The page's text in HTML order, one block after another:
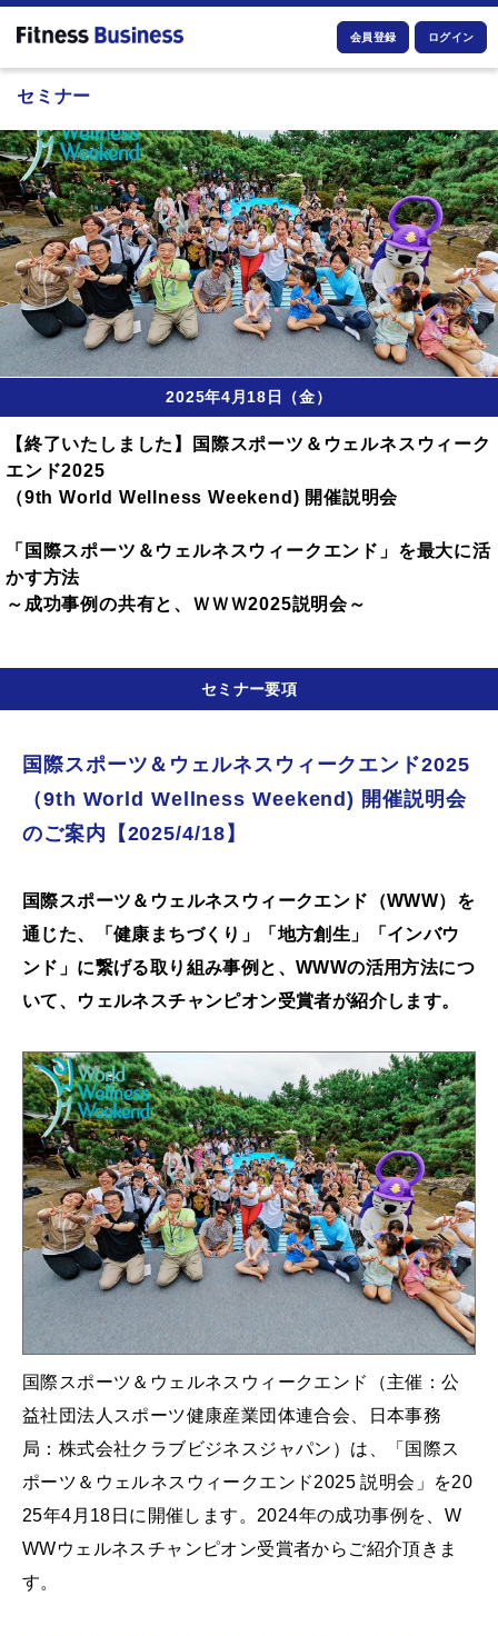
会員登録 ログイン
セミナー
2025年4月18日（金）
【終了いたしました】国際スポーツ＆ウェルネスウィーク
エンド2025
（9th World Wellness Weekend) 開催説明会
「国際スポーツ＆ウェルネスウィークエンド」を最大に活
かす方法
～成功事例の共有と、ＷＷＷ2025説明会～
セミナー要項
国際スポーツ＆ウェルネスウィークエンド2025
（9th World Wellness Weekend) 開催説明会
のご案内【2025/4/18】
国際スポーツ＆ウェルネスウィークエンド（WWW）を
通じた、「健康まちづくり」「地方創生」「インバウ
ンド」に繋げる取り組み事例と、WWWの活用方法につ
いて、ウェルネスチャンピオン受賞者が紹介します。
国際スポーツ＆ウェルネスウィークエンド（主催：公
益社団法人スポーツ健康産業団体連合会、日本事務
局：株式会社クラブビジネスジャパン）は、「国際ス
ポーツ＆ウェルネスウィークエンド2025 説明会」を20
25年4月18日に開催します。2024年の成功事例を、W
WWウェルネスチャンピオン受賞者からご紹介頂きま
す。